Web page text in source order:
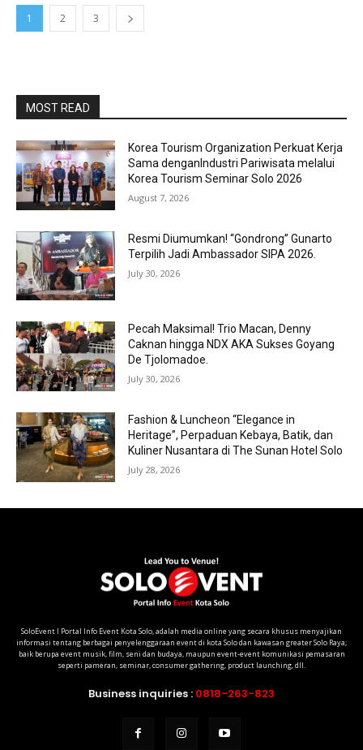
1 2 3
MOST READ
Korea Tourism Organization Perkuat Kerja
Sama denganIndustri Pariwisata melalui
Korea Tourism Seminar Solo 2026
August 7, 2026
Resmi Diumumkan! “Gondrong” Gunarto
Terpilih Jadi Ambassador SIPA 2026.
July 30, 2026
Pecah Maksimal! Trio Macan, Denny
Caknan hingga NDX AKA Sukses Goyang
De Tjolomadoe.
July 30, 2026
Fashion & Luncheon “Elegance in
Heritage”, Perpaduan Kebaya, Batik, dan
Kuliner Nusantara di The Sunan Hotel Solo
July 28, 2026
SoloEvent I Portal Info Event Kota Solo, adalah media online yang secara khusus menyajikan
informasi tentang berbagai penyelenggaraan event di kota Solo dan kawasan greater Solo Raya;
baik berupa event musik, film, seni dan budaya, maupun event-event komunikasi pemasaran
seperti pameran, seminar, consumer gathering, product launching, dll.
Business inquiries : 0818-263-823